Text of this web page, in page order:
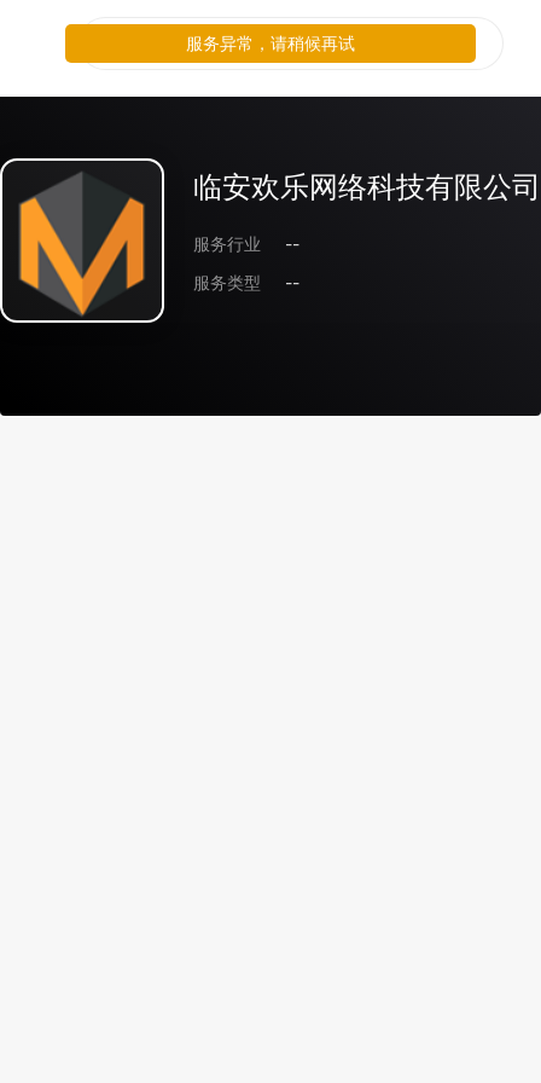
临安欢乐网络科技有限公司
服务行业
--
服务类型
--
服务异常，请稍候再试